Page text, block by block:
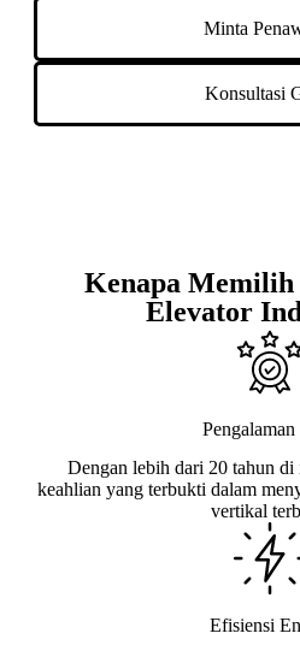
Minta
Konsultasi
Kenapa
Elevator
Dengan lebih dari 20 tahun
keahlian yang terbukti dalam
vertikal
Efisiensi